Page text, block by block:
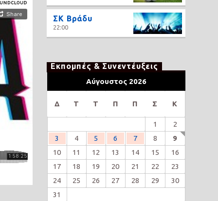
ΣΚ Βράδυ
22:00
Εκπομπές & Συνεντέυξεις
Αύγουστος 2026
Δ Τ Τ Π Π Σ Κ
1
2
3
4 5 6 7 8
9
10
11 12 13 14 15
16
17
18 19 20 21 22
23
24
25 26 27 28 29
30
31